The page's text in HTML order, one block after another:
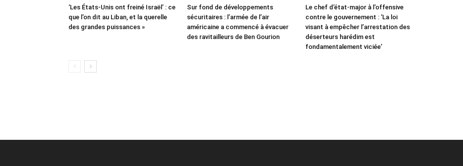
‘Les États-Unis ont freiné Israël’ : ce
que l’on dit au Liban, et la querelle
des grandes puissances »
Sur fond de développements
sécuritaires : l’armée de l’air
américaine a commencé à évacuer
des ravitailleurs de Ben Gourion
Le chef d’état-major à l’offensive
contre le gouvernement : ‘La loi
visant à empêcher l’arrestation des
déserteurs harédim est
fondamentalement viciée’